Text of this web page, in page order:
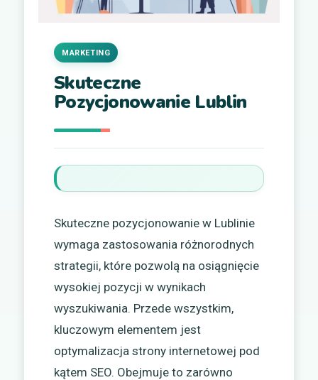
Skuteczne
Pozycjonowanie Lublin
MARKETING
Skuteczne pozycjonowanie w Lublinie
wymaga zastosowania różnorodnych
strategii, które pozwolą na osiągnięcie
wysokiej pozycji w wynikach
wyszukiwania. Przede wszystkim,
kluczowym elementem jest
optymalizacja strony internetowej pod
kątem SEO. Obejmuje to zarówno